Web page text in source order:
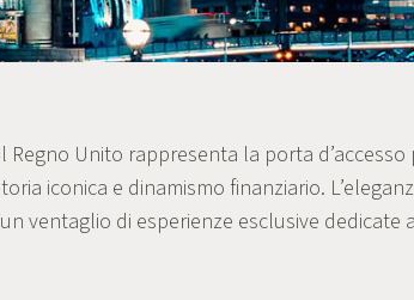
Unito rappresenta la porta
iconica e dinamismo finanziario.
ventaglio di esperienze esclusive dedicate